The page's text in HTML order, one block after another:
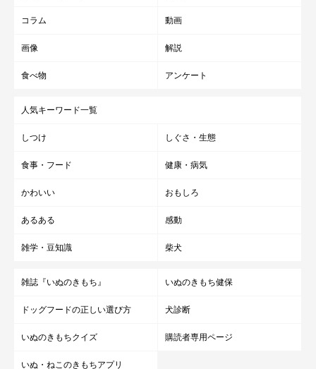
コラム 動画
画像 解説
食べ物 アンケート
人気キーワード一覧
しつけ しぐさ・生態
食事・フード 健康・病気
かわいい おもしろ
あるある 感動
雑学・豆知識 柴犬
雑誌『いぬのきもち』 いぬのきもち健保
ドッグフードの正しい選び方 犬診断
いぬのきもちクイズ 購読者専用ページ
いぬ・ねこのきもちアプリ